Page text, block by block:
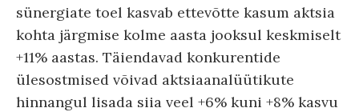
sünergiate toel kasvab ettevõtte kasum aktsia
kohta järgmise kolme aasta jooksul keskmiselt
+11% aastas. Täiendavad konkurentide
ülesostmised võivad aktsiaanalüütikute
hinnangul lisada siia veel +6% kuni +8% kasvu